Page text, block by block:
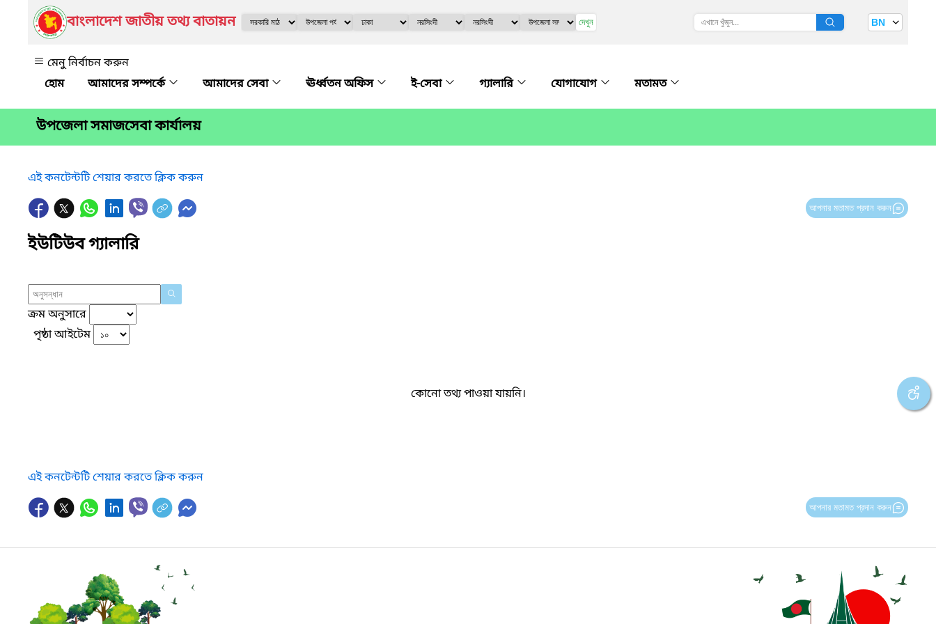
বাংলাদেশ জাতীয় তথ্য বাতায়ন দেখুন BN
মেনু নির্বাচন করুন
আমাদের সম্পর্কে
আমাদের সেবা ঊর্ধ্বতন অফিস ই-সেবা গ্যালারি যোগাযোগ মতামত
উপজেলা সমাজসেবা কার্যালয়
এই কনটেন্টটি শেয়ার করতে ক্লিক করুন
আপনার মতামত প্রদান করুন
ইউটিউব গ্যালারি
ক্রম অনুসারে
পৃষ্ঠা আইটেম
কোনো তথ্য পাওয়া যায়নি।
এই কনটেন্টটি শেয়ার করতে ক্লিক করুন
আপনার মতামত প্রদান করুন